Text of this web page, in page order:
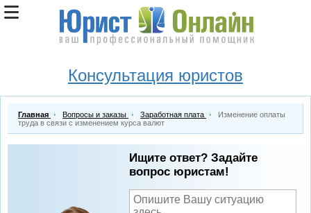
Консультация юристов
Главная Вопросы и заказы Заработная плата
Изменение оплаты
труда в связи с изменением курса валют
Ищите ответ? Задайте
вопрос юристам!